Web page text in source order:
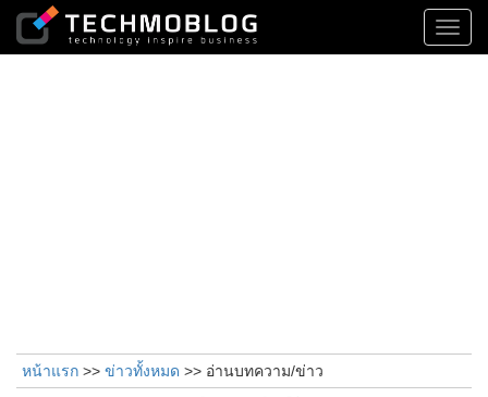
หน้าแรก >> ข่าวทั้งหมด >> อ่านบทความ/ข่าว